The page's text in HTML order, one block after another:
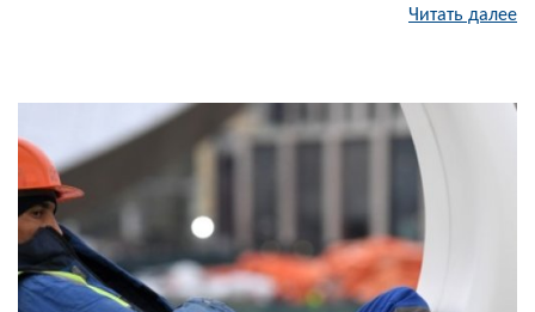
Читать далее